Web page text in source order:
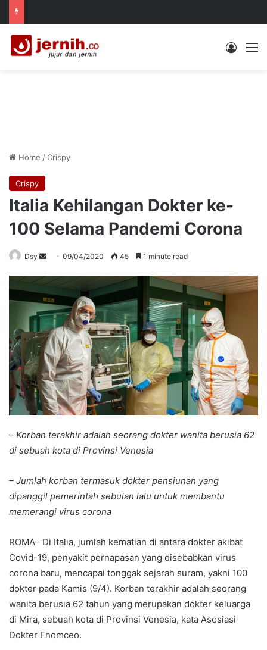
Log In
Home /Crispy
Crispy
Italia Kehilangan Dokter ke-
100 Selama Pandemi Corona
Dsy
Send
email
09/04/2020 45 1 minute read
– Korban terakhir adalah seorang dokter wanita berusia 62
di sebuah kota di Provinsi Venesia
– Jumlah korban termasuk dokter pensiunan yang
dipanggil pemerintah sebulan lalu untuk membantu
memerangi virus corona
ROMA– Di Italia, jumlah kematian di antara dokter akibat
Covid-19, penyakit pernapasan yang disebabkan virus
corona baru, mencapai tonggak sejarah suram, yakni 100
dokter pada Kamis (9/4). Korban terakhir adalah seorang
wanita berusia 62 tahun yang merupakan dokter keluarga
di Mira, sebuah kota di Provinsi Venesia, kata Asosiasi
Dokter Fnomceo.